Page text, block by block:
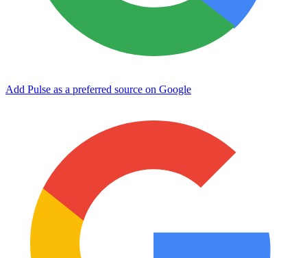
Add Pulse as a preferred source on Google